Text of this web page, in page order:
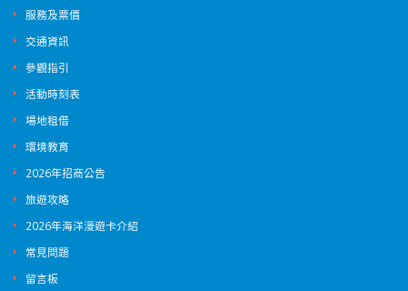
服務及票價
交通資訊
參觀指引
活動時刻表
場地租借
環境教育
2026年招商公告
旅遊攻略
2026年海洋漫遊卡介紹
常見問題
留言板